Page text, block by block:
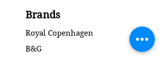
Brands
Royal Copenhagen
B&G